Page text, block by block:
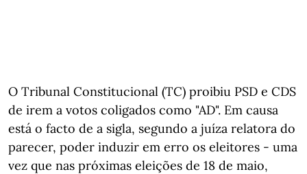
O Tribunal Constitucional (TC) proibiu PSD e CDS
de irem a votos coligados como "AD". Em causa
está o facto de a sigla, segundo a juíza relatora do
parecer, poder induzir em erro os eleitores - uma
vez que nas próximas eleições de 18 de maio,